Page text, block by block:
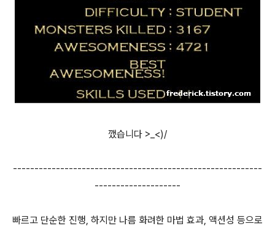
깼습니다 >_<)/
----------------------------------------------------------
--------------------
빠르고 단순한 진행, 하지만 나름 화려한 마법 효과, 액션성 등으로